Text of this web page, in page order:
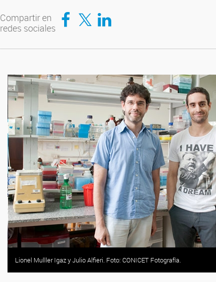
Compartir en
redes sociales
Compartir en Facebook
Compartir en TwitterCompartir en LinkedIn
Lionel Mulller Igaz y Julio Alfieri. Foto: CONICET Fotografía.